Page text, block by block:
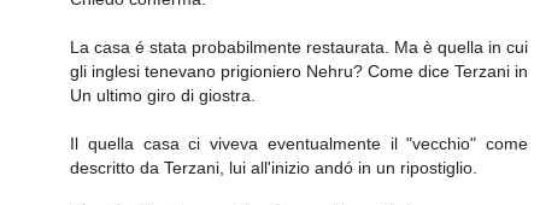
La casa é stata probabilmente restaurata. Ma è quella in cui
gli inglesi tenevano prigioniero Nehru? Come dice Terzani in
Un ultimo giro di giostra.
Il quella casa ci viveva eventualmente il "vecchio" come
descritto da Terzani, lui all'inizio andó in un ripostiglio.